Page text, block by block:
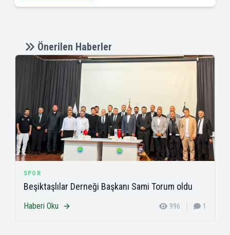
Önerilen Haberler
SPOR
Beşiktaşlılar Derneği Başkanı Sami Torum oldu
Haberi Oku 996 1